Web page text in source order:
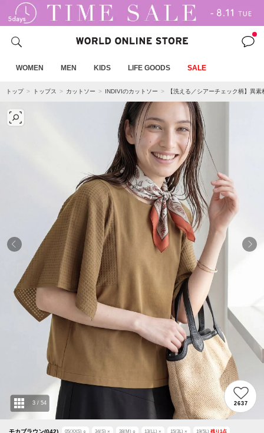
WOMEN MEN KIDS LIFE GOODS SALE
トップ トップス カットソー INDIVIのカットソー 【洗える／シアーチェック柄】異
モカブラウン(042) 05(XXS) ○ 34(S) × 38(M) ○ 13(LL) × 15(3L) × 19(5L) 残り1 点
3 / 54 2637